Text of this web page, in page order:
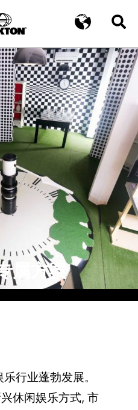
属方案
行业蓬勃发展。
休闲娱乐方式, 市